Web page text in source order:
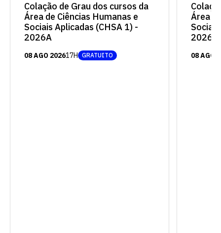
Colação de Grau dos cursos da
Área de Ciências Humanas e
Sociais Aplicadas (CHSA 1) -
2026A
08 AGO 202617H GRATUITO
Área
2026A
08 AGO